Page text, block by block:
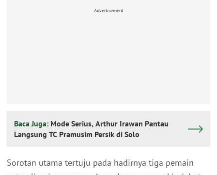
Advertisement
Baca Juga: Mode Serius, Arthur Irawan Pantau
Langsung TC Pramusim Persik di Solo
Sorotan utama tertuju pada hadirnya tiga pemain